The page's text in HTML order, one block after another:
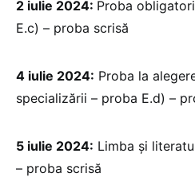
2 iulie 2024: Proba
E.c) – proba scrisă
4 iulie 2024: Proba la
specializării – proba E.d) –
5 iulie 2024: Limba și
– proba scrisă